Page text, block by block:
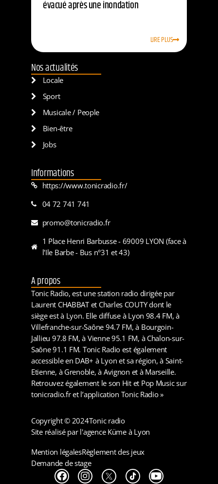
évacué après une inondation
LIRE PLUS
Nos actualités
Locale
Sport
Musicale / People
Bien-être
Jobs
Informations
https://www.tonicradio.fr/
04 72 741 741
promo@tonicradio.fr
1 Place Henri Barbusse - 69009 LYON (face à
l'Ile Barbe - Bus n°31 et 43)
A propos
Tonic Radio, est une station radio dirigée par
Laurent CHABBAT et Charles COUTY dont le
siège est à Lyon. Elle diffuse à Lyon 98.4 FM, à
Villefranche-sur-Saône 94.7 FM, à Bourgoin-
Jallieu 97.8 FM, à Vienne 95.1 FM, à Chalon-sur-
Saône 91.1 FM. Tonic Radio est également
accessible en DAB+ à Lyon et sa région, à Saint-
Etienne, à Grenoble, à Avignon et à Marseille.
Retrouvez également le son Hit et Pop Music sur
tonicradio.fr et l’application Tonic Radio »
Copyright © 2024Tonic radio
Site réalisé par l'agence Küme à Lyon
Mention légalesRèglement des jeux
Demande de stage